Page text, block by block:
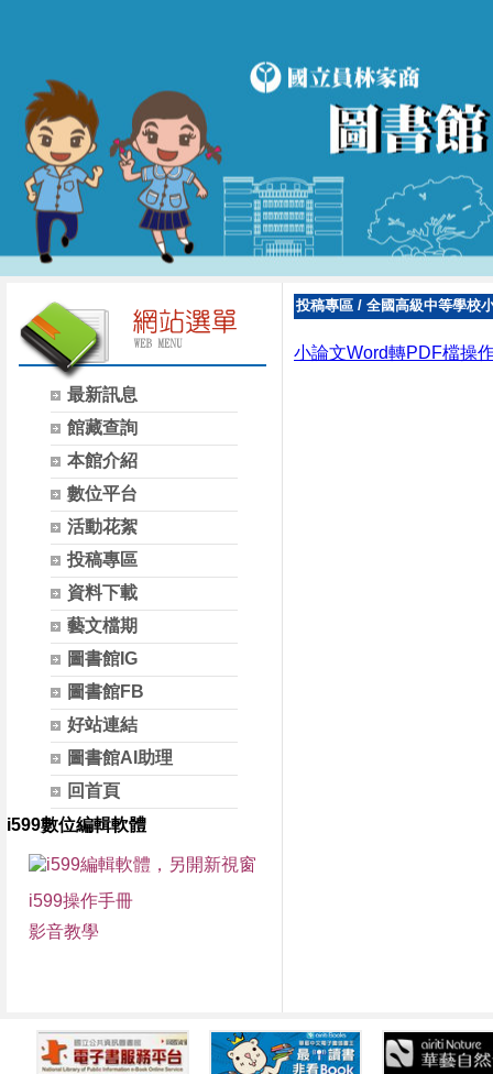
最新訊息
館藏查詢
本館介紹
數位平台
活動花絮
投稿專區
資料下載
藝文檔期
圖書館IG
圖書館FB
好站連結
圖書館AI助理
回首頁
i599數位編輯軟體
i599操作手冊
影音教學
投稿專區 / 全國高級中等學校
小論文Word轉PDF檔操